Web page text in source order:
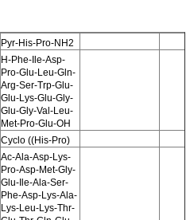
Pyr-His-Pro-NH2
H-Phe-Ile-Asp-
Pro-Glu-Leu-Gln-
Arg-Ser-Trp-Glu-
Glu-Lys-Glu-Gly-
Glu-Gly-Val-Leu-
Met-Pro-Glu-OH
Cyclo ((His-Pro)
Ac-Ala-Asp-Lys-
Pro-Asp-Met-Gly-
Glu-Ile-Ala-Ser-
Phe-Asp-Lys-Ala-
Lys-Leu-Lys-Thr-